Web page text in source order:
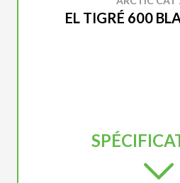
EL TIGRÉ 600